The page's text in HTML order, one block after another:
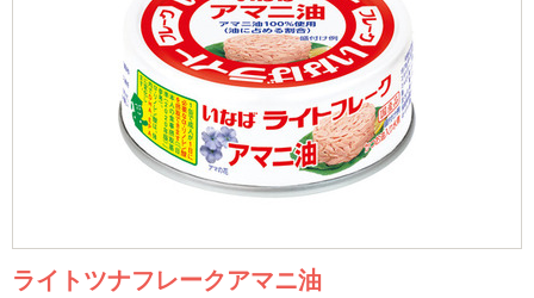
ライトツナフレークアマニ油